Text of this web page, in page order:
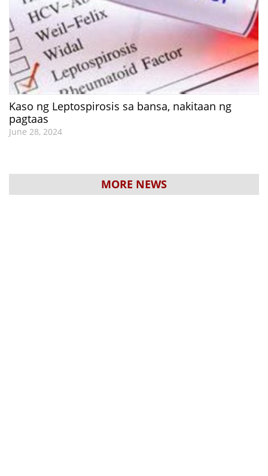
Kaso ng Leptospirosis sa bansa, nakitaan ng
pagtaas
June 28, 2024
MORE NEWS